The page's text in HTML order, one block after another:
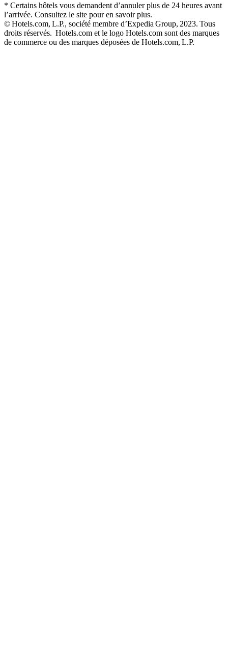
* Certains hôtels vous demandent d’annuler plus de 24 heures avant
l’arrivée. Consultez le site pour en savoir plus.
© Hotels.com, L.P., société membre d’Expedia Group, 2023. Tous
droits réservés. Hotels.com et le logo Hotels.com sont des marques
de commerce ou des marques déposées de Hotels.com, L.P.